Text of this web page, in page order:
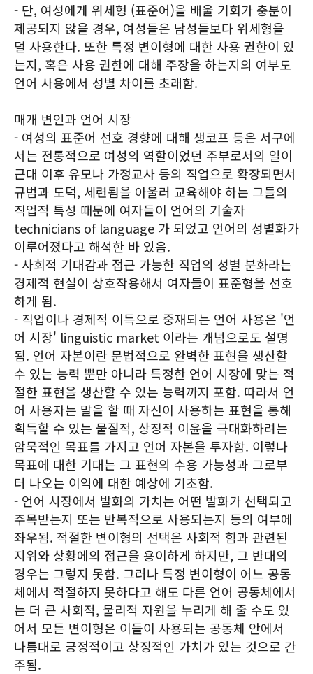
- 단, 여성에게 위세형 (표준어)을 배울 기회가 충분이
제공되지 않을 경우, 여성들은 남성들보다 위세형을
덜 사용한다. 또한 특정 변이형에 대한 사용 권한이 있
는지, 혹은 사용 권한에 대해 주장을 하는지의 여부도
언어 사용에서 성별 차이를 초래함.
매개 변인과 언어 시장
- 여성의 표준어 선호 경향에 대해 생코프 등은 서구에
서는 전통적으로 여성의 역할이었던 주부로서의 일이
근대 이후 유모나 가정교사 등의 직업으로 확장되면서
규범과 도덕, 세련됨을 아울러 교육해야 하는 그들의
직업적 특성 때문에 여자들이 언어의 기술자
technicians of language 가 되었고 언어의 성별화가
이루어졌다고 해석한 바 있음.
- 사회적 기대감과 접근 가능한 직업의 성별 분화라는
경제적 현실이 상호작용해서 여자들이 표준형을 선호
하게 됨.
- 직업이나 경제적 이득으로 중재되는 언어 사용은 '언
어 시장' linguistic market 이라는 개념으로도 설명
됨. 언어 자본이란 문법적으로 완벽한 표현을 생산할
수 있는 능력 뿐만 아니라 특정한 언어 시장에 맞는 적
절한 표현을 생산할 수 있는 능력까지 포함. 따라서 언
어 사용자는 말을 할 때 자신이 사용하는 표현을 통해
획득할 수 있는 물질적, 상징적 이윤을 극대화하려는
암묵적인 목표를 가지고 언어 자본을 투자함. 이렇나
목표에 대한 기대는 그 표현의 수용 가능성과 그로부
터 나오는 이익에 대한 예상에 기초함.
- 언어 시장에서 발화의 가치는 어떤 발화가 선택되고
주목받는지 또는 반복적으로 사용되는지 등의 여부에
좌우됨. 적절한 변이형의 선택은 사회적 힘과 관련된
지위와 상황에의 접근을 용이하게 하지만, 그 반대의
경우는 그렇지 못함. 그러나 특정 변이형이 어느 공동
체에서 적절하지 못하다고 해도 다른 언어 공동체에서
는 더 큰 사회적, 물리적 자원을 누리게 해 줄 수도 있
어서 모든 변이형은 이들이 사용되는 공동체 안에서
나름대로 긍정적이고 상징적인 가치가 있는 것으로 간
주됨.